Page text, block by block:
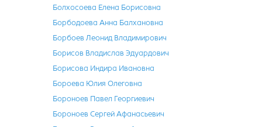
Болхосоева Елена Борисовна
Борбодоева Анна Балхановна
Борбоев Леонид Владимирович
Борисов Владислав Эдуардович
Борисова Индира Ивановна
Бороева Юлия Олеговна
Бороноев Павел Георгиевич
Бороноев Сергей Афанасьевич